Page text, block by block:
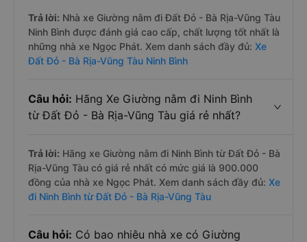
Trả lời: Nhà xe Giường nằm đi Đất Đỏ - Bà Rịa-Vũng Tàu
Ninh Bình được đánh giá cao cấp, chất lượng tốt nhất là
những nhà xe Ngọc Phát. Xem danh sách đầy đủ: Xe
Đất Đỏ - Bà Rịa-Vũng Tàu Ninh Bình
Câu hỏi: Hãng Xe Giường nằm đi Ninh Bình
từ Đất Đỏ - Bà Rịa-Vũng Tàu giá rẻ nhất?
Trả lời: Hãng xe Giường nằm đi Ninh Bình từ Đất Đỏ - Bà
Rịa-Vũng Tàu có giá rẻ nhất có mức giá là 900.000
đồng của nhà xe Ngọc Phát. Xem danh sách đầy đủ: Xe
đi Ninh Bình từ Đất Đỏ - Bà Rịa-Vũng Tàu
Câu hỏi: Có bao nhiêu nhà xe có Giường